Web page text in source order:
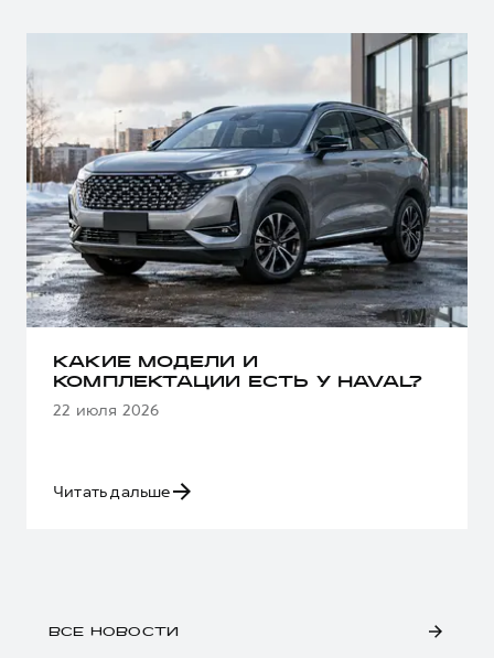
КАКИЕ МОДЕЛИ И
КОМПЛЕКТАЦИИ ЕСТЬ У HAVAL?
22 июля 2026
Читать дальше
ВСЕ НОВОСТИ